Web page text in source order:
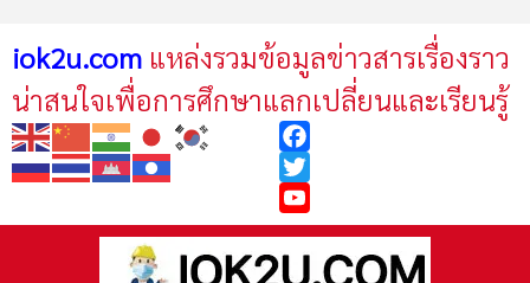
iok2u.com แหล่งรวมข้อมูลข่าวสารเรื่องราว
น่าสนใจเพื่อการศึกษาแลกเปลี่ยนและเรียนรู้
Facebook
Twitter
YouTube